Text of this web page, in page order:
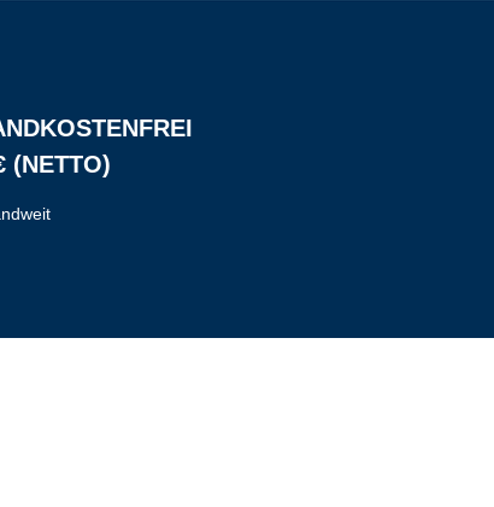
(NETTO)